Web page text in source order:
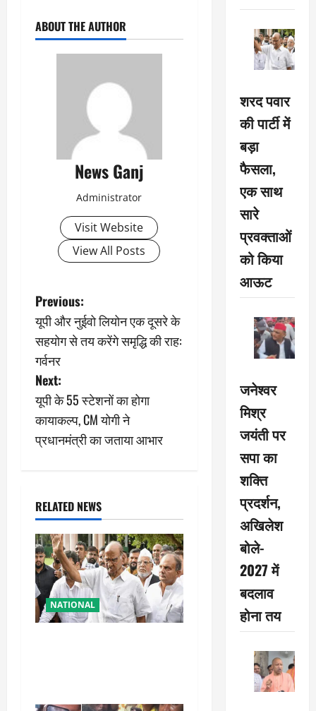
ABOUT THE AUTHOR
News Ganj
Administrator
Visit Website
View All Posts
P
o
s
t
n
a
i
g
a
t
i
Previous:
यूपी और नुईवो लियोन एक दूसरे के
सहयोग से तय करेंगे समृद्धि की राह:
गर्वनर
Next:
यूपी के 55 स्टेशनों का होगा
कायाकल्प, CM योगी ने
प्रधानमंत्री का जताया आभार
RELATED NEWS
NATIONAL
शरद पवार
की पार्टी में
बड़ा
फैसला,
एक साथ
सारे
प्रवक्ताओं
को किया
आऊट
जनेश्वर
मिश्र
जयंती पर
सपा का
शक्ति
प्रदर्शन,
अखिलेश
बोले-
2027 में
बदलाव
होना तय